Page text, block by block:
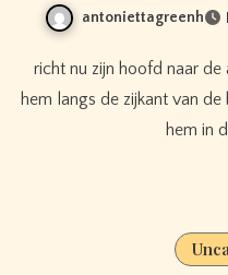
antoniettagreenh
richt nu zijn hoofd naar de achterkant van de boot en breng
hem langs de zijkant van
hem in